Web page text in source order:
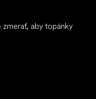
aby topánky